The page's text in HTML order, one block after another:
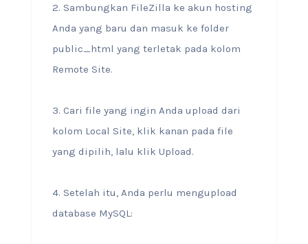
2. Sambungkan FileZilla ke akun hosting
Anda yang baru dan masuk ke folder
public_html yang terletak pada kolom
Remote Site.
3. Cari file yang ingin Anda upload dari
kolom Local Site, klik kanan pada file
yang dipilih, lalu klik Upload.
4. Setelah itu, Anda perlu mengupload
database MySQL: